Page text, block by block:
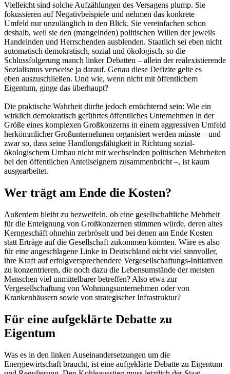
Vielleicht sind solche Aufzählungen des Versagens plump. Sie
fokussieren auf Negativbeispiele und nehmen das konkrete
Umfeld nur unzulänglich in den Blick. Sie vereinfachen schon
deshalb, weil sie den (mangelnden) politischen Willen der jeweils
Handelnden und Herrschenden ausblenden. Staatlich sei eben nicht
automatisch demokratisch, sozial und ökologisch, so die
Schlussfolgerung manch linker Debatten – allein der realexistierende
Sozialismus verweise ja darauf. Genau diese Defizite gelte es
eben auszuschließen. Und wie, wenn nicht mit öffentlichem
Eigentum, ginge das überhaupt?
Die praktische Wahrheit dürfte jedoch ernüchternd sein: Wie ein
wirklich demokratisch geführtes öffentliches Unternehmen in der
Größe eines komplexen Großkonzerns in einem aggressiven Umfeld
herkömmlicher Großunternehmen organisiert werden müsste – und
zwar so, dass seine Handlungsfähigkeit in Richtung sozial-
ökologischem Umbau nicht mit wechselnden politischen Mehrheiten
bei den öffentlichen Anteilseignern zusammenbricht –, ist kaum
ausgearbeitet.
Wer trägt am Ende die Kosten?
Außerdem bleibt zu bezweifeln, ob eine gesellschaftliche Mehrheit
für die Enteignung von Großkonzernen stimmen würde, deren altes
Kerngeschäft ohnehin zerbröselt und bei denen am Ende Kosten
statt Erträge auf die Gesellschaft zukommen könnten. Wäre es also
für eine angeschlagene Linke in Deutschland nicht viel sinnvoller,
ihre Kraft auf erfolgversprechendere Vergesellschaftungs-Initiativen
zu konzentrieren, die noch dazu die Lebensumstände der meisten
Menschen viel unmittelbarer betreffen? Also etwa zur
Vergesellschaftung von Wohnungsunternehmen oder von
Krankenhäusern sowie von strategischer Infrastruktur?
Für eine aufgeklärte Debatte zu
Eigentum
Was es in den linken Auseinandersetzungen um die
Energiewirtschaft braucht, ist eine aufgeklärte Debatte zu Eigentum